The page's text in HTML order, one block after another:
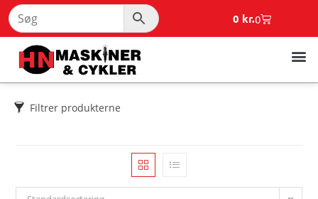
0 kr.0
Filtrer produkterne